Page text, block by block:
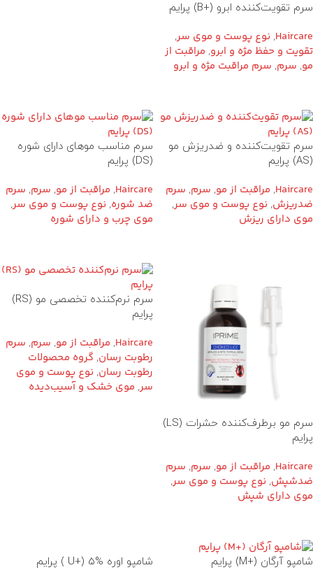
سرم تقویت‌کننده ابرو (+B) پرایم
Haircare
, نوع پوست و موی سر,
تقویت و حفظ مژه و ابرو, مراقبت از
مو, سرم, سرم مراقبت مژه و ابرو
سرم تقویت‌کننده و ضدریزش مو
(AS) پرایم
Haircare
, مراقبت از مو, سرم, سرم
ضدریزش, نوع پوست و موی سر,
موی دارای ریزش
سرم مناسب موهای دارای شوره
(DS) پرایم
Haircare
, مراقبت از مو, سرم, سرم
ضد شوره, نوع پوست و موی سر,
موی چرب و دارای شوره
سرم مو برطرف‌کننده حشرات (LS)
پرایم
Haircare
, مراقبت از مو, سرم, سرم
ضدشپش, نوع پوست و موی سر,
موی دارای شپش
سرم نرم‌کننده تخصصی مو (RS)
پرایم
Haircare
, مراقبت از مو, سرم, سرم
رطوبت رسان, گروه محصولات
رطوبت رسان, نوع پوست و موی
سر, موی خشک و آسیب‌دیده
شامپو آرگان (+M) پرایم شامپو اوره %5 (+U ) پرایم